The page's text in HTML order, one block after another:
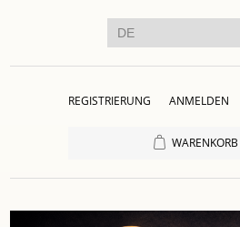
REGISTRIERUNG ANMELDEN
WARENKORB